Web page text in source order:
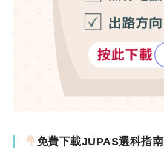
免費下載JUPAS選科指南